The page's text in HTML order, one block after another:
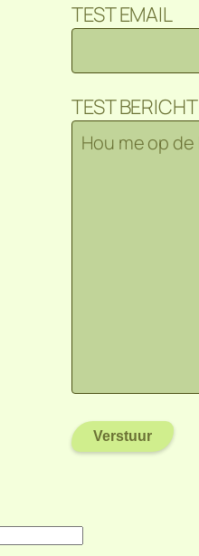
TEST EMAIL
TEST BERICHT